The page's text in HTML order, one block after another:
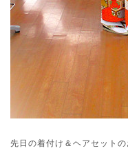
先日の着付け＆ヘアセットの